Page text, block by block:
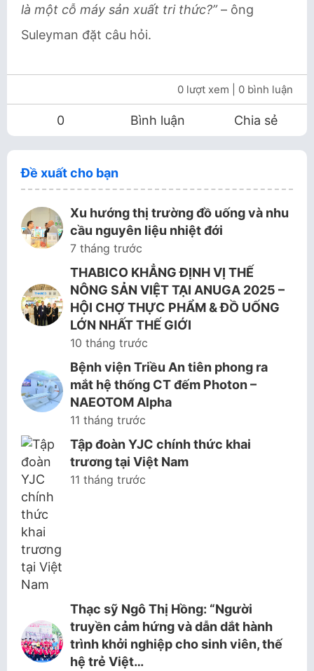
là một cỗ máy sản xuất tri thức?”– ông
Suleyman đặt câu hỏi.
0 lượt xem | 0 bình luận
0 Bình luận Chia sẻ
Đề xuất cho bạn
Xu hướng thị trường đồ uống và nhu
cầu nguyên liệu nhiệt đới
7 tháng trước
THABICO KHẲNG ĐỊNH VỊ THẾ
NÔNG SẢN VIỆT TẠI ANUGA 2025 –
HỘI CHỢ THỰC PHẨM & ĐỒ UỐNG
LỚN NHẤT THẾ GIỚI
10 tháng trước
Bệnh viện Triều An tiên phong ra
mắt hệ thống CT đếm Photon –
NAEOTOM Alpha
11 tháng trước
Tập đoàn YJC chính thức khai
trương tại Việt Nam
11 tháng trước
Thạc sỹ Ngô Thị Hồng: “Người
truyền cảm hứng và dẫn dắt hành
trình khởi nghiệp cho sinh viên, thế
hệ trẻ Việt…